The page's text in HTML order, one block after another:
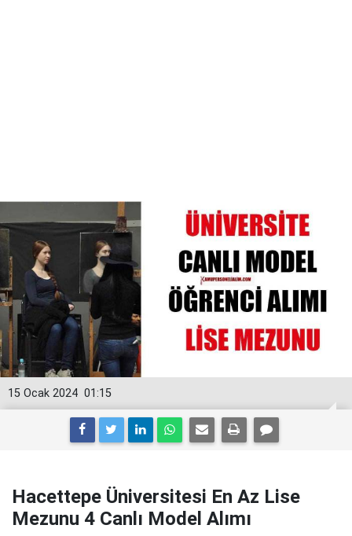
01:15
15 Ocak 2024
Hacettepe Üniversitesi En Az Lise
Mezunu 4 Canlı Model Alımı